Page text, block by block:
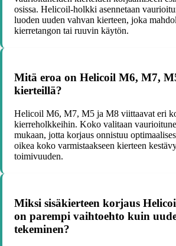
osissa. Helicoil-holkki asennetaan
luoden uuden vahvan kierteen, joka
kierretangon tai ruuvin käytön.
Mitä eroa on Helicoil M6, M7,
kierteillä?
Helicoil M6, M7, M5 ja M8 viittaavat eri
kierreholkkeihin. Koko valitaan
mukaan, jotta korjaus onnistuu
oikea koko varmistaakseen kierteen
toimivuuden.
Miksi sisäkierteen korjaus
on parempi vaihtoehto kuin
tekeminen?